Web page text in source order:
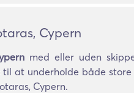
Cypern
med eller uden
at underholde både
Cypern.